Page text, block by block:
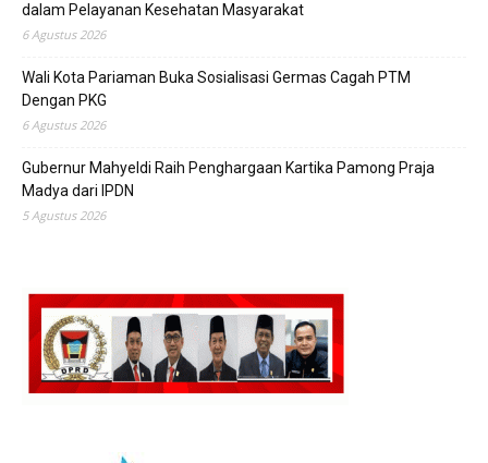
dalam Pelayanan Kesehatan Masyarakat
6 Agustus 2026
Wali Kota Pariaman Buka Sosialisasi Germas Cagah PTM
Dengan PKG
6 Agustus 2026
Gubernur Mahyeldi Raih Penghargaan Kartika Pamong Praja
Madya dari IPDN
5 Agustus 2026